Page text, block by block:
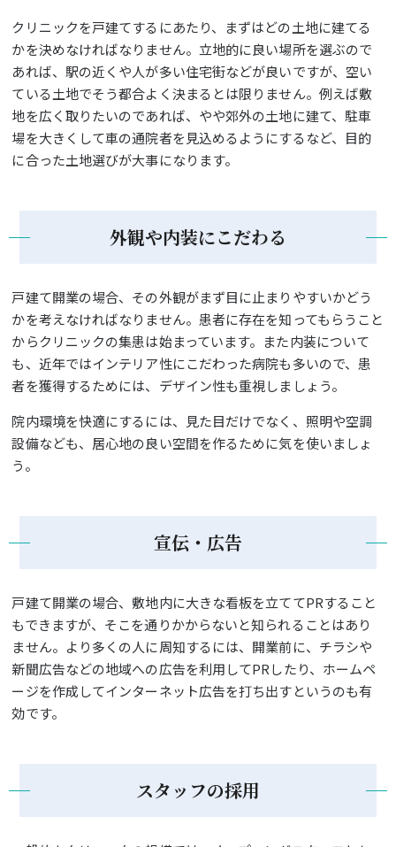
クリニックを戸建てするにあたり、まずはどの土地に建てる
かを決めなければなりません。立地的に良い場所を選ぶので
あれば、駅の近くや人が多い住宅街などが良いですが、空い
ている土地でそう都合よく決まるとは限りません。例えば敷
地を広く取りたいのであれば、やや郊外の土地に建て、駐車
場を大きくして車の通院者を見込めるようにするなど、目的
に合った土地選びが大事になります。
外観や内装にこだわる
戸建て開業の場合、その外観がまず目に止まりやすいかどう
かを考えなければなりません。患者に存在を知ってもらうこと
からクリニックの集患は始まっています。また内装について
も、近年ではインテリア性にこだわった病院も多いので、患
者を獲得するためには、デザイン性も重視しましょう。
院内環境を快適にするには、見た目だけでなく、照明や空調
設備なども、居心地の良い空間を作るために気を使いましょ
う。
宣伝・広告
戸建て開業の場合、敷地内に大きな看板を立ててPRすること
もできますが、そこを通りかからないと知られることはあり
ません。より多くの人に周知するには、開業前に、チラシや
新聞広告などの地域への広告を利用してPRしたり、ホームペ
ージを作成してインターネット広告を打ち出すというのも有
効です。
スタッフの採用